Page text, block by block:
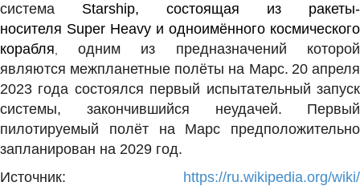
система
Starship, состоящая из ракеты-
носителя Super Heavy и одноимённого космического
корабля
одним из предназначений которой
являются межпланетные полёты на Марс. 20 апреля
2023 года состоялся первый испытательный запуск
системы, закончившийся неудачей.
Первый
пилотируемый полёт на Марс предположительно
запланирован на 2029 год.
Источник: https://ru.wikipedia.org/wiki/